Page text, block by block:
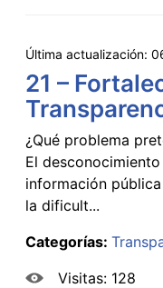
Última actualización:
21 –
¿Qué problema
El
información
la dificult...
Categorías:
Visitas: 128